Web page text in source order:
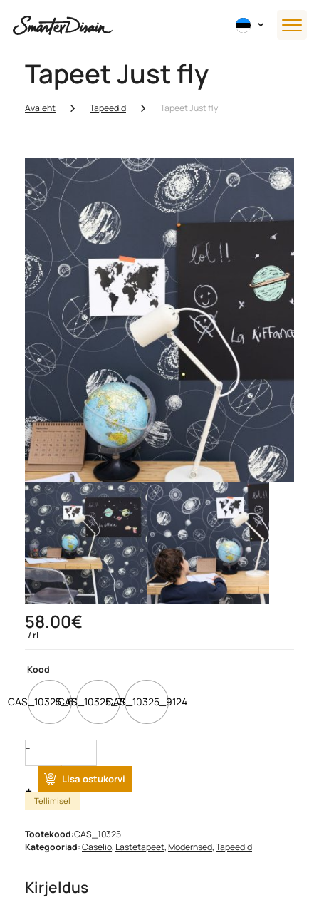
Tapeet Just fly
Avaleht Tapeedid Tapeet Just fly
58.00€
rl
Kood
CAS_10325_6097CAS_10325_7077CAS_10325_9124
Quantity
Lisa ostukorvi
Tellimisel
Tootekood:CAS_10325
Kategooriad:Caselio, Lastetapeet,Modernsed,Tapeedid
Kirjeldus